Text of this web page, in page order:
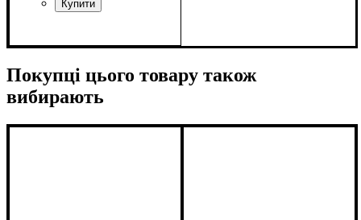
Покупці цього товару також
вибирають